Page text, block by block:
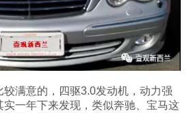
满意的，四驱3.0发动机，动力强
一年下来发现，类似奔驰、宝马这